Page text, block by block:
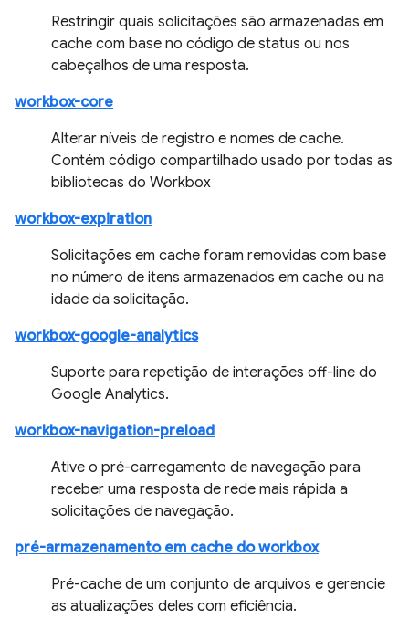
Restringir quais solicitações são armazenadas em
cache com base no código de status ou nos
cabeçalhos de uma resposta.
workbox-core
Alterar níveis de registro e nomes de cache.
Contém código compartilhado usado por todas as
bibliotecas do Workbox
workbox-expiration
Solicitações em cache foram removidas com base
no número de itens armazenados em cache ou na
idade da solicitação.
workbox-google-analytics
Suporte para repetição de interações off-line do
Google Analytics.
workbox-navigation-preload
Ative o pré-carregamento de navegação para
receber uma resposta de rede mais rápida a
solicitações de navegação.
pré-armazenamento em cache do workbox
Pré-cache de um conjunto de arquivos e gerencie
as atualizações deles com eficiência.